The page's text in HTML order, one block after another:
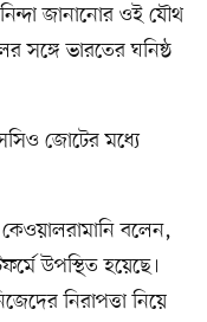
জানানোর ওই যৌথ
সঙ্গে ভারতের ঘনিষ্ঠ
জোটের মধ্যে
বলেন,
উপস্থিত হয়েছে।
নিরাপত্তা নিয়ে